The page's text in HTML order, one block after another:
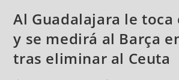
Al Guadalajara le toca
y se medirá al Barça
tras eliminar al Ceuta